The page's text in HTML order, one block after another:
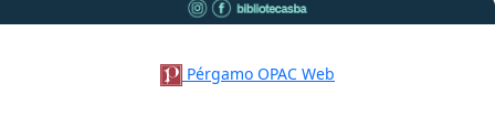
Pérgamo OPAC Web